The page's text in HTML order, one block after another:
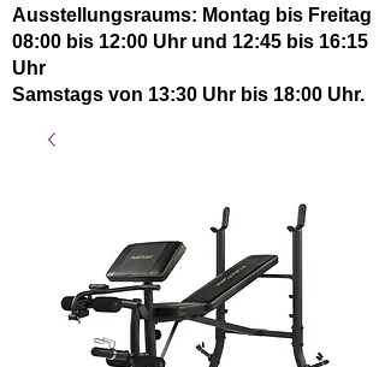
Ausstellungsraums: Montag bis Freitag
08:00 bis 12:00 Uhr und 12:45 bis 16:15
Uhr
Samstags von 13:30 Uhr bis 18:00 Uhr.